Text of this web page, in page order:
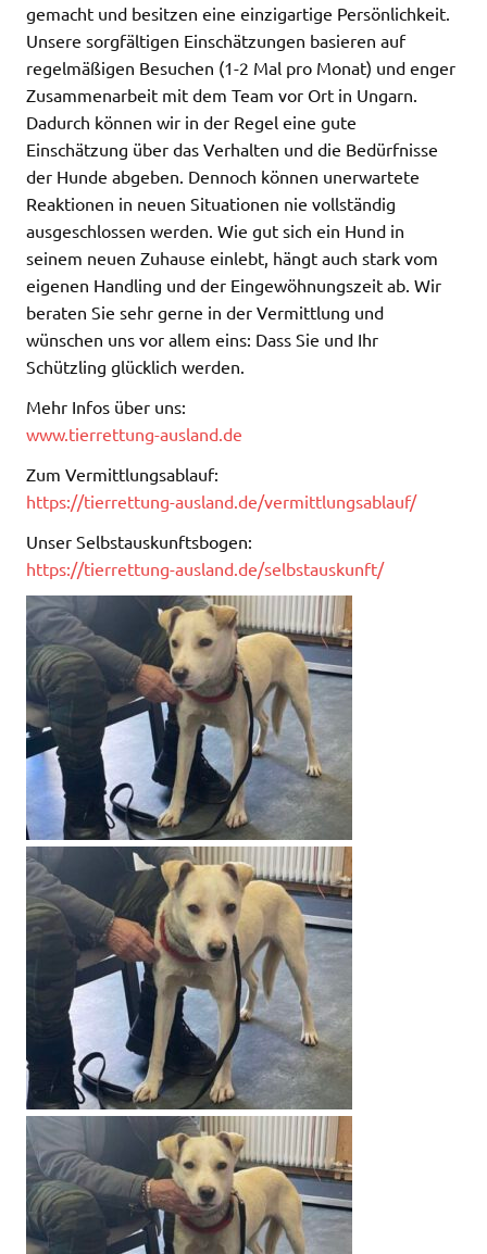
gemacht und besitzen eine einzigartige Persönlichkeit.
Unsere sorgfältigen Einschätzungen basieren auf
regelmäßigen Besuchen (1-2 Mal pro Monat) und enger
Zusammenarbeit mit dem Team vor Ort in Ungarn.
Dadurch können wir in der Regel eine gute
Einschätzung über das Verhalten und die Bedürfnisse
der Hunde abgeben. Dennoch können unerwartete
Reaktionen in neuen Situationen nie vollständig
ausgeschlossen werden. Wie gut sich ein Hund in
seinem neuen Zuhause einlebt, hängt auch stark vom
eigenen Handling und der Eingewöhnungszeit ab. Wir
beraten Sie sehr gerne in der Vermittlung und
wünschen uns vor allem eins: Dass Sie und Ihr
Schützling glücklich werden.
Mehr Infos über uns:
www.tierrettung-ausland.de
Zum Vermittlungsablauf:
https://tierrettung-ausland.de/vermittlungsablauf/
Unser Selbstauskunftsbogen:
https://tierrettung-ausland.de/selbstauskunft/